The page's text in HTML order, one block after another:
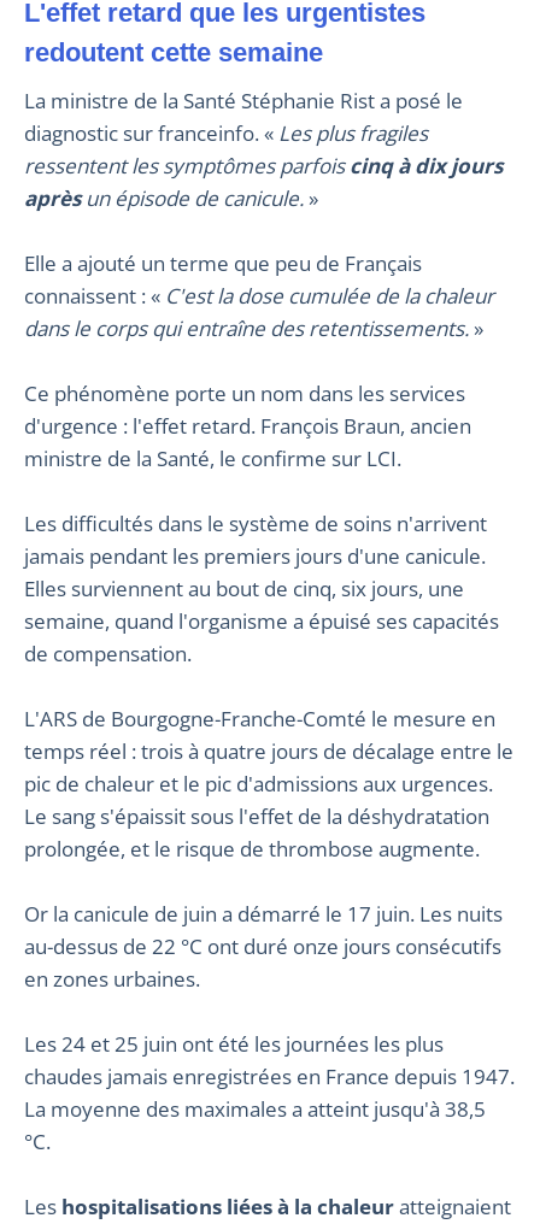
L'effet retard que les urgentistes
redoutent cette semaine
La ministre de la Santé Stéphanie Rist a posé le
diagnostic sur franceinfo. « Les plus fragiles
ressentent les symptômes parfoiscinq à dix jours
aprèsun épisode de canicule.»
Elle a ajouté un terme que peu de Français
connaissent : « C'est la dose cumulée de la chaleur
dans le corps qui entraîne des retentissements.»
Ce phénomène porte un nom dans les services
d'urgence : l'effet retard. François Braun, ancien
ministre de la Santé, le confirme sur LCI.
Les difficultés dans le système de soins n'arrivent
jamais pendant les premiers jours d'une canicule.
Elles surviennent au bout de cinq, six jours, une
semaine, quand l'organisme a épuisé ses capacités
de compensation.
L'ARS de Bourgogne-Franche-Comté le mesure en
temps réel : trois à quatre jours de décalage entre le
pic de chaleur et le pic d'admissions aux urgences.
Le sang s'épaissit sous l'effet de la déshydratation
prolongée, et le risque de thrombose augmente.
Or la canicule de juin a démarré le 17 juin. Les nuits
au-dessus de 22 °C ont duré onze jours consécutifs
en zones urbaines.
Les 24 et 25 juin ont été les journées les plus
chaudes jamais enregistrées en France depuis 1947.
La moyenne des maximales a atteint jusqu'à 38,5
°C.
Les hospitalisations liées à la chaleuratteignaient